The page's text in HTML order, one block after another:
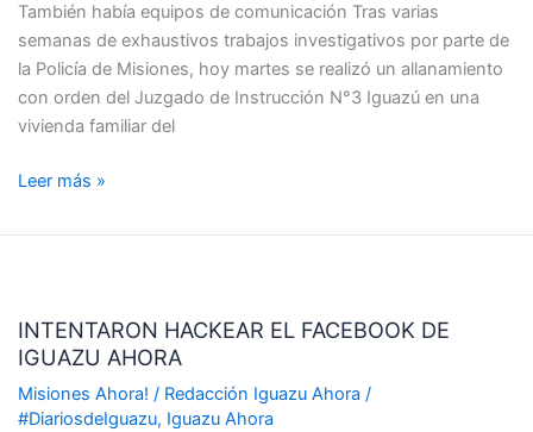
También había equipos de comunicación Tras varias
semanas de exhaustivos trabajos investigativos por parte de
la Policía de Misiones, hoy martes se realizó un allanamiento
con orden del Juzgado de Instrucción N°3 Iguazú en una
vivienda familiar del
UNA
MUJER
ARMADA
Leer más »
INTENTARON HACKEAR EL FACEBOOK DE
IGUAZU AHORA
Misiones Ahora! / Redacción Iguazu Ahora /
#DiariosdeIguazu, Iguazu Ahora
EL
FACEBOOK
DE
IGUAZU